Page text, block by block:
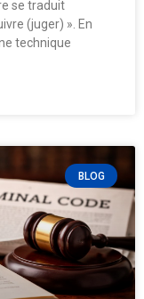
se traduit
(juger) ». En
technique
BLOG